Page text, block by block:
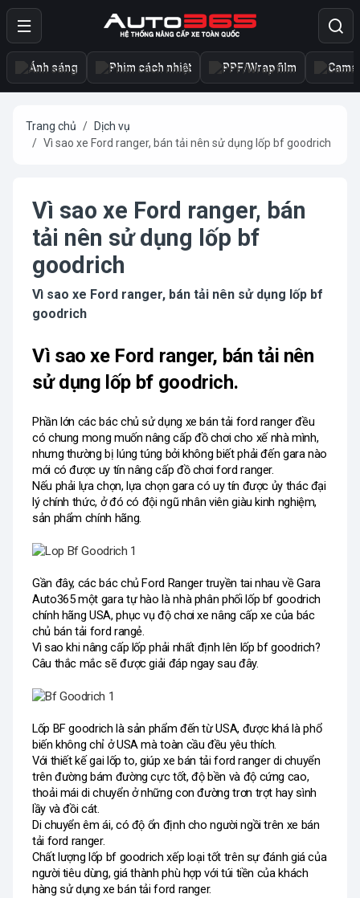
Ánh sáng Phim cách nhiệt PPF/Wrap film
Trang chủ
Dịch vụ
Vì sao xe Ford ranger, bán tải nên sử dụng lốp bf goodrich
Vì sao xe Ford ranger, bán
tải nên sử dụng lốp bf
goodrich
Vì sao xe Ford ranger, bán tải nên sử dụng lốp bf
goodrich
Vì sao xe Ford ranger, bán tải nên
sử dụng lốp bf goodrich.
Phần lớn các bác chủ sử dụng xe bán tải ford ranger đều
có chung mong muốn nâng cấp đồ chơi cho xế nhà mình,
nhưng thường bị lúng túng bởi không biết phải đến gara nào
mới có được uy tín nâng cấp đồ chơi ford ranger.
Nếu phải lựa chọn, lựa chọn gara có uy tín được ủy thác đại
lý chính thức, ở đó có đội ngũ nhân viên giàu kinh nghiệm,
sản phẩm chính hãng.
Gần đây, các bác chủ Ford Ranger truyền tai nhau về Gara
Auto365 một gara tự hào là nhà phân phối lốp bf goodrich
chính hãng USA, phục vụ độ chơi xe nâng cấp xe của bác
chủ bán tải ford rangẻ.
Vì sao khi nâng cấp lốp phải nhất định lên lốp bf goodrich?
Câu thắc mắc sẽ được giải đáp ngay sau đây.
Lốp BF goodrich là sản phẩm đến từ USA, được khá là phổ
biến không chỉ ở USA mà toàn cầu đều yêu thích.
Với thiết kế gai lốp to, giúp xe bán tải ford ranger di chuyển
trên đường bám đường cực tốt, độ bền và độ cứng cao,
thoải mái di chuyển ở những con đường trơn trợt hay sình
lầy và đồi cát.
Di chuyển êm ái, có độ ổn định cho người ngồi trên xe bán
tải ford ranger.
Chất lượng lốp bf goodrich xếp loại tốt trên sự đánh giá của
người tiêu dùng, giá thành phù hợp với túi tiền của khách
hàng sử dụng xe bán tải ford ranger.